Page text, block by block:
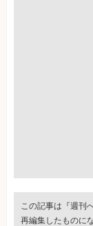
この記事は『週刊
再編集したものに